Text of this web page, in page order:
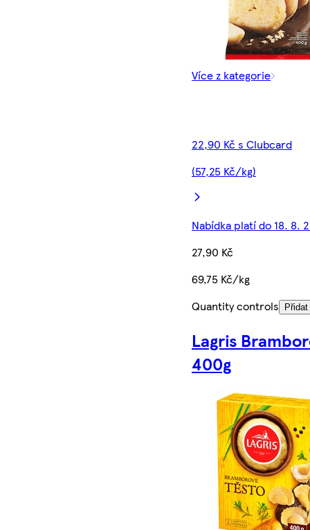
Více z kategorie
22,90 Kč s Clubcard
(57,25 Kč/kg)
Nabídka platí do 18. 8.
27,90 Kč
69,75 Kč/kg
Quantity controls
Přidat
Lagris
400g